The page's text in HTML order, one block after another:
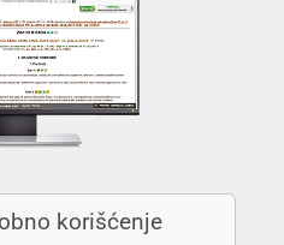
korišćenje